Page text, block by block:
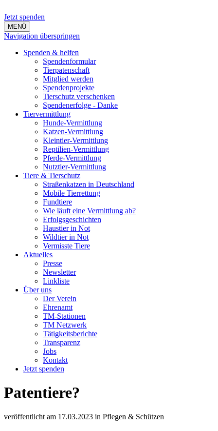
Jetzt spenden
MENÜ
Navigation überspringen
Spenden & helfen
Spendenformular
Tierpatenschaft
Mitglied werden
Spendenprojekte
Tierschutz verschenken
Spendenerfolge - Danke
Tiervermittlung
Hunde-Vermittlung
Katzen-Vermittlung
Kleintier-Vermittlung
Reptilien-Vermittlung
Pferde-Vermittlung
Nutztier-Vermittlung
Tiere & Tierschutz
Straßenkatzen in Deutschland
Mobile Tierrettung
Fundtiere
Wie läuft eine Vermittlung ab?
Erfolgsgeschichten
Haustier in Not
Wildtier in Not
Vermisste Tiere
Aktuelles
Presse
Newsletter
Linkliste
Über uns
Der Verein
Ehrenamt
TM-Stationen
TM Netzwerk
Tätigkeitsberichte
Transparenz
Jobs
Kontakt
Jetzt spenden
Patentiere?
veröffentlicht am 17.03.2023 in Pflegen & Schützen